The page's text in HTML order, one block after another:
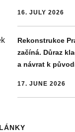
16. JULY 2026
Rekonstrukce
začíná. Důraz
a návrat k
17. JUNE 2026